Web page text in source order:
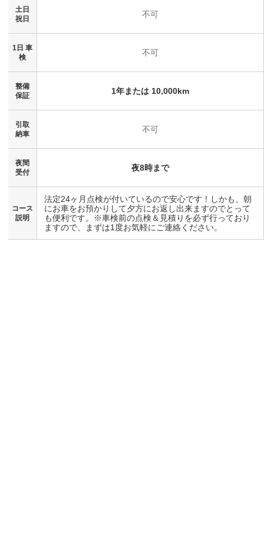
土日
祝日
不可
1日 車
検
不可
整備
保証
1年または 10,000km
引取
納車
不可
夜間
受付
夜8時まで
コース
説明
法定24ヶ月点検が付いているので安心です！しかも、朝
にお車をお預かりして夕方にお返し出来ますのでとって
も便利です。※車検前の点検＆見積りを必ず行っており
ますので、まずは1度お気軽にご連絡ください。